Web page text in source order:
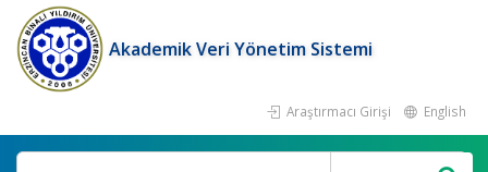
Akademik Veri Yönetim Sistemi
Araştırmacı Girişi English
Ara